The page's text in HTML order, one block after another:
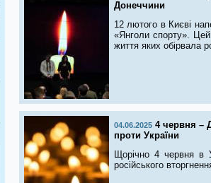
Донеччини
12 лютого в Києві
«Янголи спорту». Цей
життя яких обірвала
04.06.2025 4 червня –
проти України
Щорічно 4 червня в
російського